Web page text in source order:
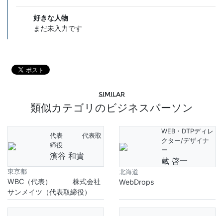
好きな人物
まだ未入力です
Similar
類似カテゴリのビジネスパーソン
代表 代表取
締役
濱谷 和貴
東京都
WBC（代表） 株式会社
サンメイツ（代表取締役）
WEB・DTPディレ
クター/デザイナ
ー
蔵 啓一
北海道
WebDrops